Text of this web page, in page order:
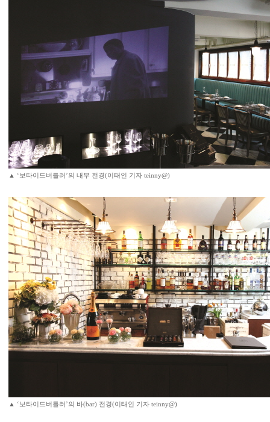
▲ ‘보타이드버틀러’의 내부 전경(이태인 기자 teinny@)
▲ ‘보타이드버틀러’의 바(bar) 전경(이태인 기자 teinny@)